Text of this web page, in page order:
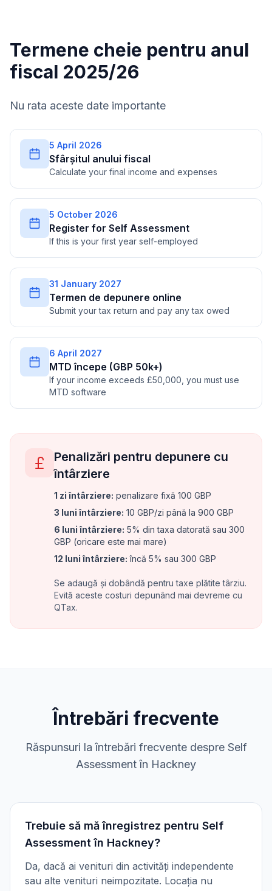
Termene cheie pentru anul
fiscal 2025/26
Nu rata aceste date importante
5 April 2026
Sfârșitul anului fiscal
Calculate your final income and expenses
5 October 2026
Register for Self Assessment
If this is your first year self-employed
31 January 2027
Termen de depunere online
Submit your tax return and pay any tax owed
6 April 2027
MTD începe (GBP 50k+)
If your income exceeds £50,000, you must use
MTD software
Penalizări pentru depunere cu
întârziere
1 zi întârziere: penalizare fixă 100 GBP
3 luni întârziere: 10 GBP/zi până la 900 GBP
6 luni întârziere: 5% din taxa datorată sau 300
GBP (oricare este mai mare)
12 luni întârziere: încă 5% sau 300 GBP
Se adaugă și dobândă pentru taxe plătite târziu.
Evită aceste costuri depunând mai devreme cu
QTax.
Întrebări frecvente
Răspunsuri la întrebări frecvente despre Self
Assessment în Hackney
Trebuie să mă înregistrez pentru Self
Assessment în Hackney?
Da, dacă ai venituri din activități independente
sau alte venituri neimpozitate. Locația nu